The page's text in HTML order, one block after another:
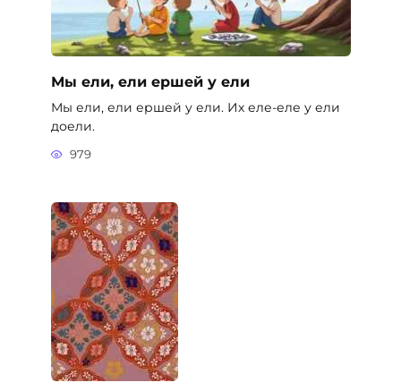
Мы ели, ели ершей у ели
Мы ели, ели ершей у ели. Их еле-еле у ели
доели.
979